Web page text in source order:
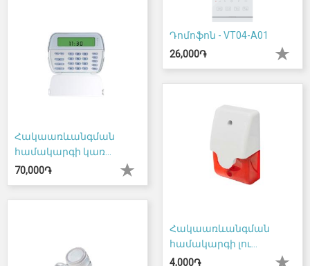
Դոմոֆոն - VT04-A01
26,000֏
Հակաառևանգման
համակարգի կառ...
70,000֏
Հակաառևանգման
համակարգի լու...
4,000֏